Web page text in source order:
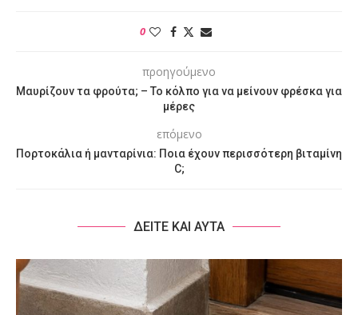
0
προηγούμενο
Μαυρίζουν τα φρούτα; – Το κόλπο για να μείνουν φρέσκα για
μέρες
επόμενο
Πορτοκάλια ή μανταρίνια: Ποια έχουν περισσότερη βιταμίνη
C;
ΔΕΙΤΕ ΚΑΙ ΑΥΤΑ